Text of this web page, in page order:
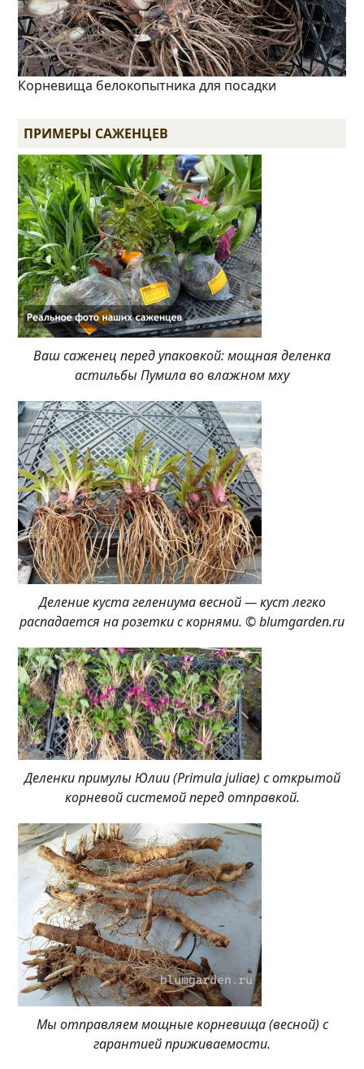
Корневища белокопытника для посадки
ПРИМЕРЫ САЖЕНЦЕВ
Ваш саженец перед упаковкой: мощная деленка
астильбы Пумила во влажном мху
Деление куста гелениума весной — куст легко
распадается на розетки с корнями. © blumgarden.ru
Деленки примулы Юлии (Primula juliae) с открытой
корневой системой перед отправкой.
Мы отправляем мощные корневища (весной) с
гарантией приживаемости.